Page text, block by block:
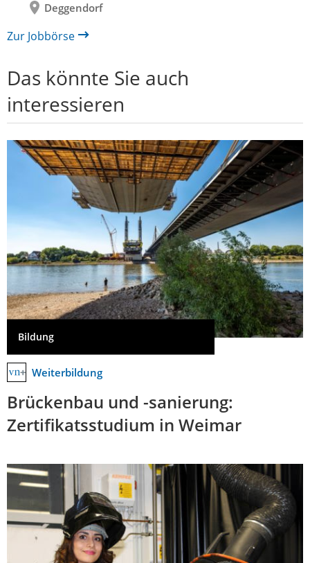
Deggendorf
Zur Jobbörse
Das könnte Sie auch
interessieren
Bildung
Weiterbildung
Brückenbau und -sanierung:
Zertifikatsstudium in Weimar